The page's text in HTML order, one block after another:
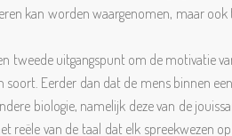
kan worden waargenomen, maar
uitgangspunt om de motivatie
Eerder dan dat de mens binnen
biologie, namelijk deze van de
van de taal dat elk spreekwezen